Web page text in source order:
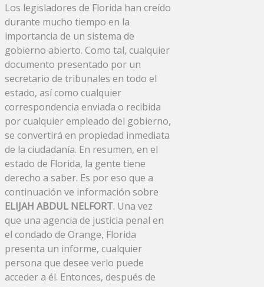
Los legisladores de Florida han creído
durante mucho tiempo en la
importancia de un sistema de
gobierno abierto. Como tal, cualquier
documento presentado por un
secretario de tribunales en todo el
estado, así como cualquier
correspondencia enviada o recibida
por cualquier empleado del gobierno,
se convertirá en propiedad inmediata
de la ciudadanía. En resumen, en el
estado de Florida, la gente tiene
derecho a saber. Es por eso que a
continuación ve información sobre
ELIJAH ABDUL NELFORT. Una vez
que una agencia de justicia penal en
el condado de Orange, Florida
presenta un informe, cualquier
persona que desee verlo puede
acceder a él. Entonces, después de